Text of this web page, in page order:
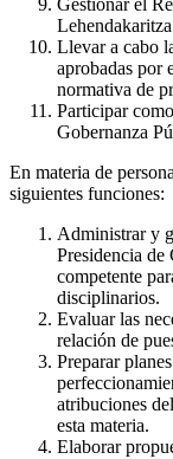
Gestionar el
Llevar a cabo
aprobadas por
normativa de
Participar
Gobernanza
En materia de
siguientes funciones:
Administrar y
Presidencia
competente
disciplinarios.
Evaluar las
relación de
Preparar
atribuciones
esta materia.
Elaborar